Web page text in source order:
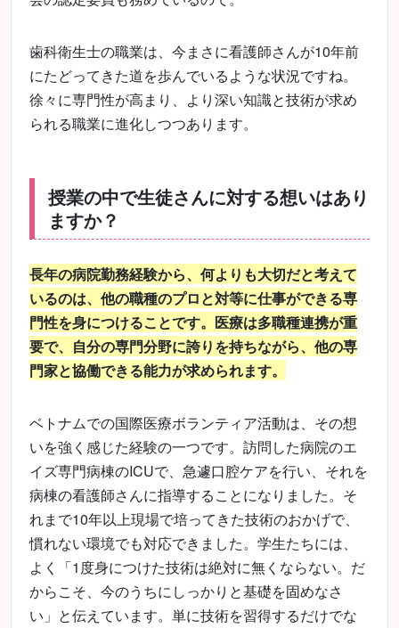
歯科衛生士の職業は、今まさに看護師さんが10年前
にたどってきた道を歩んでいるような状況ですね。
徐々に専門性が高まり、より深い知識と技術が求め
られる職業に進化しつつあります。
授業の中で生徒さんに対する想いはあり
ますか？
長年の病院勤務経験から、何よりも大切だと考えて
いるのは、他の職種のプロと対等に仕事ができる専
門性を身につけることです。医療は多職種連携が重
要で、自分の専門分野に誇りを持ちながら、他の専
門家と協働できる能力が求められます。
ベトナムでの国際医療ボランティア活動は、その想
いを強く感じた経験の一つです。訪問した病院のエ
イズ専門病棟のICUで、急遽口腔ケアを行い、それを
病棟の看護師さんに指導することになりました。そ
れまで10年以上現場で培ってきた技術のおかげで、
慣れない環境でも対応できました。学生たちには、
よく「1度身につけた技術は絶対に無くならない。だ
からこそ、今のうちにしっかりと基礎を固めなさ
い」と伝えています。単に技術を習得するだけでな